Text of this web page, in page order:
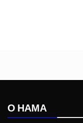
О НАМА